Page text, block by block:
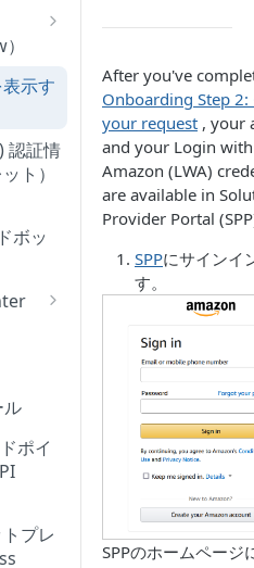
ーテ
クフ
示す
認証情
ト）
ボッ
ロ
ル
ポイ
プレ
After you've
Onboarding Step 2:
your request , your
and your Login with
Amazon (LWA)
are available in
Provider Portal
SPPにサインイ
す。
SPPのホームページ